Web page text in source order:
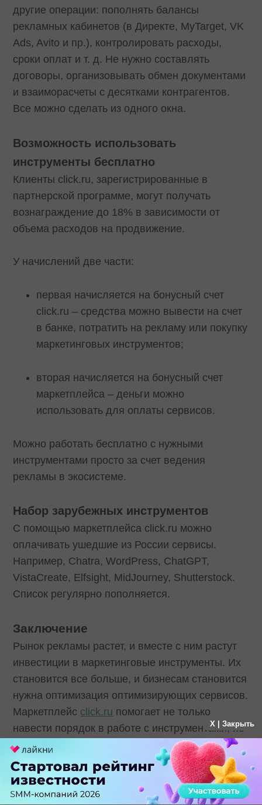
другие операции: пополнять балансы
рекламных кабинетов (в Директе, MyTarget, VK
Ads, Avito и пр.), контролировать расходы,
сроки оплат и т. д. Не нужно составлять
договоры, организовывать обмен документами
и взаиморасчеты с десятками контрагентов.
Все можно сделать из одного окна.
Возможность использовать
инструменты бесплатно
Клиенты click.ru, зарегистрированные в
партнерской программе, могут получать
вознаграждение до 18% в зависимости от
объема расходов на продвижение.
У начислений две части:
первая начисляется на бонусный счет
click.ru – средства можно вывести на счет
в банке, потратить на рекламу или покупку
маркетинговых инструментов;
вторая начисляется на бонусный счет
маркетплейса – деньги можно
использовать для оплаты сервисов.
Можно работать бесплатно с нужными
инструментами просто за счет ведения
рекламы в экосистеме.
Набор зарубежных инструментов
С помощью маркетплейса click.ru можно
оплачивать ушедшие из России сервисы.
Например, Chatra, WordPress, ChatGPT,
VistaCreate, Elfsight, MidJourney, Shutterstock.
Список регулярно пополняется.
Заключение
Рынок рекламы растет, и вместе с ним растут
инвестиции в маркетинговые инструменты. Их
становится все больше, и бизнесам становится
нужна оптимизация оптимизирующих сервисов.
Маркетплейс click.ru помогает не только
навести порядок в работе с инструментами, но
и дает бесплатный доступ к ним.
Теги: Реклама Рынок рекламы Маркетинг Click.ru
X | Закрыть